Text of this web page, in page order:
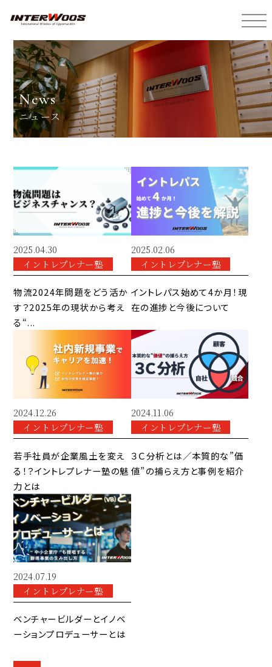
news
ニュース
2025.04.30
イントレプレナー塾
物流2024年問題をどう活か
す？2025年の現状から考え
る“...
2025.02.06
イントレプレナー塾
イントレパス始めて4か月！現
在の進捗と今後について
2024.12.26
イントレプレナー塾
若手社員が企業風土を変え
る！？イントレプレナー塾の魅
力とは
2024.11.06
イントレプレナー塾
３Ｃ分析とは／本質的な”価
値”の捕らえ方と事例を紹介
2024.07.19
イントレプレナー塾
ベンチャービルダーとイノベ
ーションプロデューサーとは